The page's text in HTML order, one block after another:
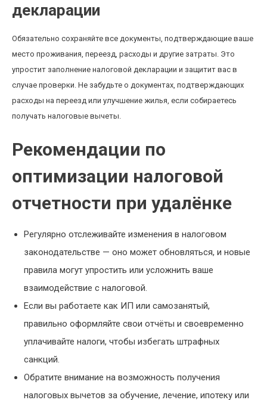
декларации
Обязательно сохраняйте все документы, подтверждающие ваше
место проживания, переезд, расходы и другие затраты. Это
упростит заполнение налоговой декларации и защитит вас в
случае проверки. Не забудьте о документах, подтверждающих
расходы на переезд или улучшение жилья, если собираетесь
получать налоговые вычеты.
Рекомендации по
оптимизации налоговой
отчетности при удалёнке
Регулярно отслеживайте изменения в налоговом
законодательстве — оно может обновляться, и новые
правила могут упростить или усложнить ваше
взаимодействие с налоговой.
Если вы работаете как ИП или самозанятый,
правильно оформляйте свои отчёты и своевременно
уплачивайте налоги, чтобы избегать штрафных
санкций.
Обратите внимание на возможность получения
налоговых вычетов за обучение, лечение, ипотеку или